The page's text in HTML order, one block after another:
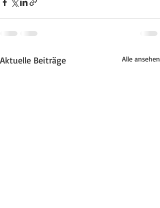
Aktuelle Beiträge Alle ansehen